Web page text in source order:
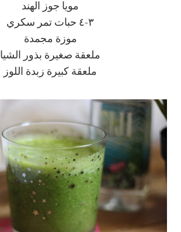
مويا جوز الهند
٣-٤ حبات تمر سكري
موزة مجمدة
ملعقة صغيرة بذور الشيا
ملعقة كبيرة زبدة اللوز